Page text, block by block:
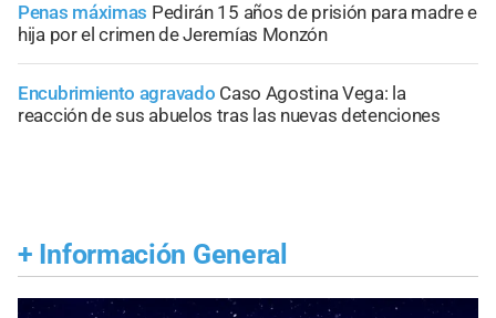
Penas máximas Pedirán 15 años de prisión para madre e
hija por el crimen de Jeremías Monzón
Encubrimiento agravado Caso Agostina Vega: la
reacción de sus abuelos tras las nuevas detenciones
+ Información General